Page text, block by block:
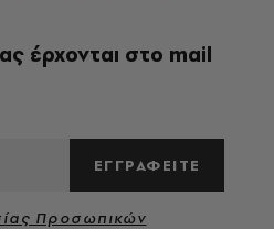
έρχονται στο mail
ΕΓΓΡΑΦΕΙΤΕ
Προσωπικών